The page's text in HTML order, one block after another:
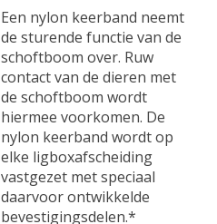
Een nylon keerband neemt
de sturende functie van de
schoftboom over. Ruw
contact van de dieren met
de schoftboom wordt
hiermee voorkomen. De
nylon keerband wordt op
elke ligboxafscheiding
vastgezet met speciaal
daarvoor ontwikkelde
bevestigingsdelen.*